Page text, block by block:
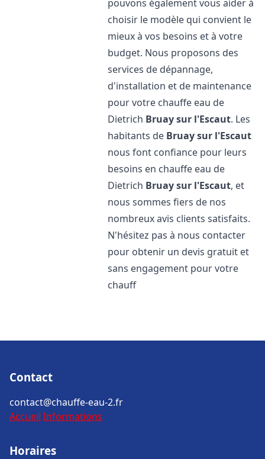
pouvons également vous aider à
choisir le modèle qui convient le
mieux à vos besoins et à votre
budget. Nous proposons des
services de dépannage,
d'installation et de maintenance
pour votre chauffe eau de
Dietrich Bruay sur l'Escaut. Les
habitants de Bruay sur l'Escaut
nous font confiance pour leurs
besoins en chauffe eau de
Dietrich Bruay sur l'Escaut, et
nous sommes fiers de nos
nombreux avis clients satisfaits.
N'hésitez pas à nous contacter
pour obtenir un devis gratuit et
sans engagement pour votre
chauff
Contact
contact@chauffe-eau-2.fr
Accueil Informations
Horaires